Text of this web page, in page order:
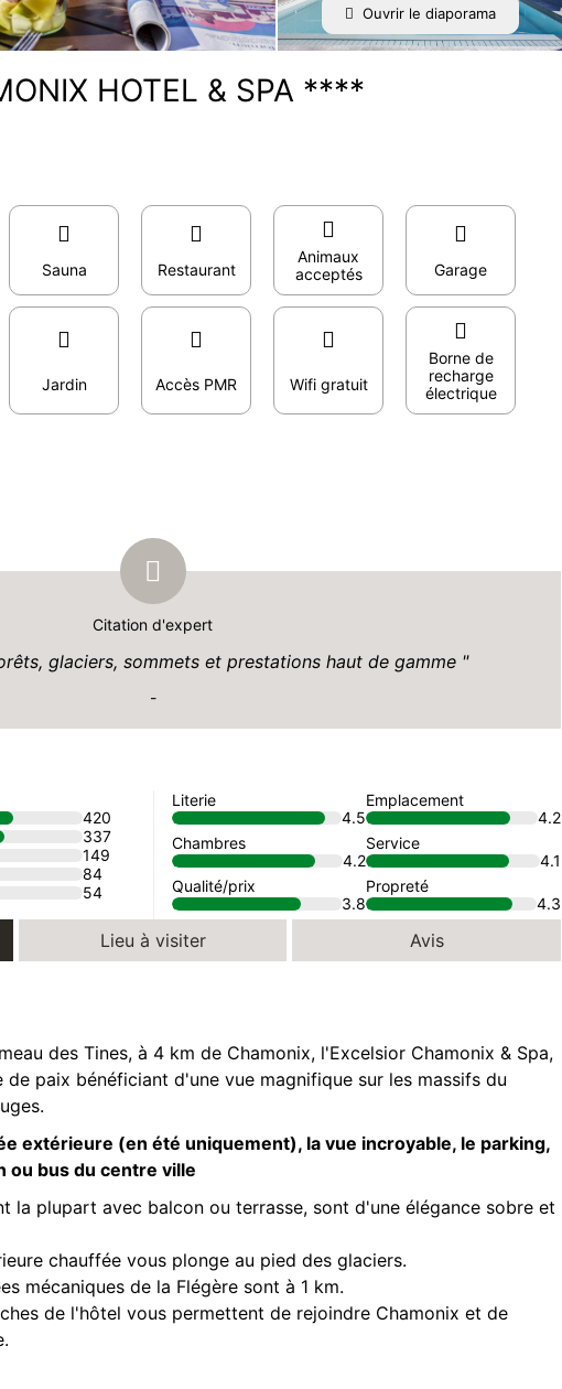
Ouvrir le diaporama
HOTEL & SPA ****
Sauna Restaurant
Animaux
acceptés
Garage
Jardin Accès PMR Wifi gratuit
Borne de
recharge
électrique
Citation d'expert
glaciers, sommets et prestations haut de gamme
-
420
337
149
84
54
Literie
4.5
Chambres
4.2
Qualité/prix
3.8
Emplacement
4.2
Service
4.1
Propreté
4.3
Lieu à visiter Avis
des Tines, à 4 km de Chamonix, l'Excelsior Chamonix & Spa,
paix bénéficiant d'une vue magnifique sur les massifs du
extérieure (en été uniquement), la vue incroyable, le parking,
ou bus du centre ville
la plupart avec balcon ou terrasse, sont d'une élégance sobre et
chauffée vous plonge au pied des glaciers.
mécaniques de la Flégère sont à 1 km.
de l'hôtel vous permettent de rejoindre Chamonix et de